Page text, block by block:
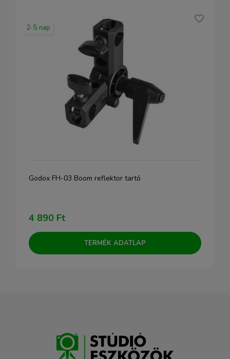
2-5 nap
Godox FH-03 Boom reflektor tartó
4 890 Ft
TERMÉK ADATLAP